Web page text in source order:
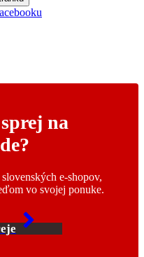
na
e-shopov,
vo svojej ponuke.